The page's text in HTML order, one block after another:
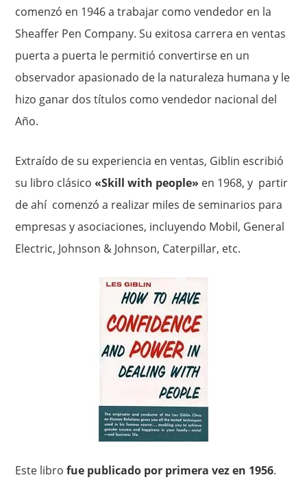
comenzó en 1946 a trabajar como vendedor en la
Sheaffer Pen Company. Su exitosa carrera en ventas
puerta a puerta le permitió convertirse en un
observador apasionado de la naturaleza humana y le
hizo ganar dos títulos como vendedor nacional del
Año.
Extraído de su experiencia en ventas, Giblin escribió
su libro clásico«Skill with people» en 1968, y partir
de ahí comenzó a realizar miles de seminarios para
empresas y asociaciones, incluyendo Mobil, General
Electric, Johnson & Johnson, Caterpillar, etc.
Este librofue publicado por primera vez en 1956.